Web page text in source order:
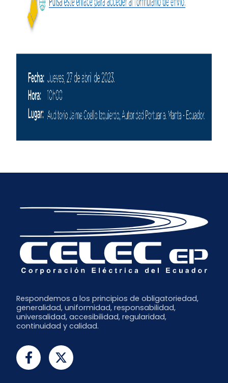
Respondemos a los principios de obligatoriedad,
generalidad, uniformidad, responsabilidad,
universalidad, accesibilidad, regularidad,
continuidad y calidad.